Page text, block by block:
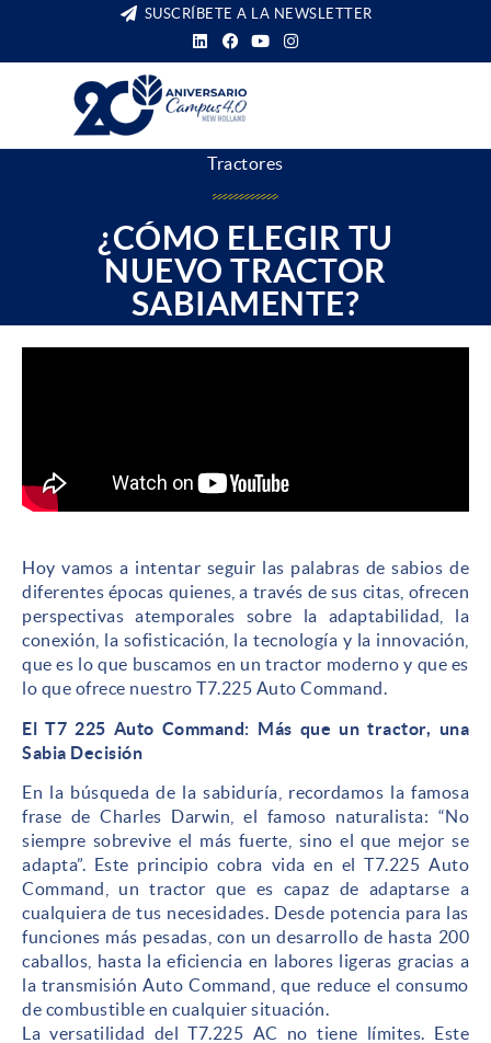
SUSCRÍBETE A LA NEWSLETTER
Tractores
¿CÓMO ELEGIR TU
NUEVO TRACTOR
SABIAMENTE?
Hoy vamos a intentar seguir las palabras de sabios de
diferentes épocas quienes, a través de sus citas, ofrecen
perspectivas atemporales sobre la adaptabilidad, la
conexión, la sofisticación, la tecnología y la innovación,
que es lo que buscamos en un tractor moderno y que es
lo que ofrece nuestro T7.225 Auto Command.
El T7 225 Auto Command: Más que un tractor, una
Sabia Decisión
En la búsqueda de la sabiduría, recordamos la famosa
frase de Charles Darwin, el famoso naturalista: “No
siempre sobrevive el más fuerte, sino el que mejor se
adapta”. Este principio cobra vida en el T7.225 Auto
Command, un tractor que es capaz de adaptarse a
cualquiera de tus necesidades. Desde potencia para las
funciones más pesadas, con un desarrollo de hasta 200
caballos, hasta la eficiencia en labores ligeras gracias a
la transmisión Auto Command, que reduce el consumo
de combustible en cualquier situación.
La versatilidad del T7.225 AC no tiene límites. Este